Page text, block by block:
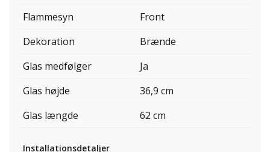
Flammesyn
Front
Dekoration
Brænde
Glas medfølger
Ja
Glas højde
36,9 cm
Glas længde
62 cm
Installationsdetaljer